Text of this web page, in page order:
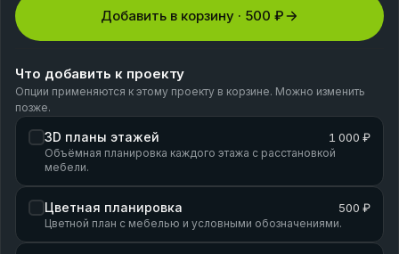
Добавить в корзину · 500 ₽
Что добавить к проекту
Опции применяются к этому проекту в корзине. Можно изменить
позже.
3D планы этажей 1 000 ₽
Объёмная планировка каждого этажа с расстановкой
мебели.
Цветная планировка 500 ₽
Цветной план с мебелью и условными обозначениями.